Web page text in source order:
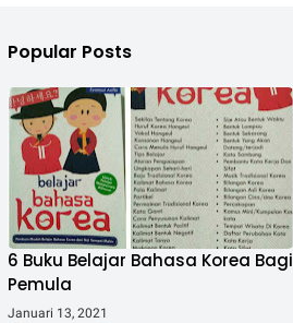
Popular Posts
6 Buku Belajar Bahasa Korea Bagi
Pemula
Januari 13, 2021